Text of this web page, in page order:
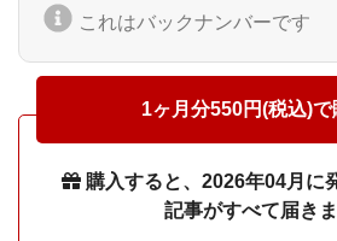
これはバックナンバーです
1ヶ月分550円(税込)で
購入すると、2026年04月に
記事がすべて届きま